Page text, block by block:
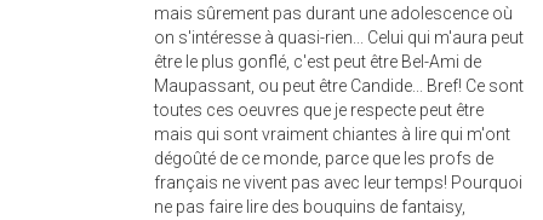
mais sûrement pas durant une adolescence où
on s'intéresse à quasi-rien... Celui qui m'aura peut
être le plus gonflé, c'est peut être Bel-Ami de
Maupassant, ou peut être Candide... Bref! Ce sont
toutes ces oeuvres que je respecte peut être
mais qui sont vraiment chiantes à lire qui m'ont
dégoûté de ce monde, parce que les profs de
français ne vivent pas avec leur temps! Pourquoi
ne pas faire lire des bouquins de fantaisy,